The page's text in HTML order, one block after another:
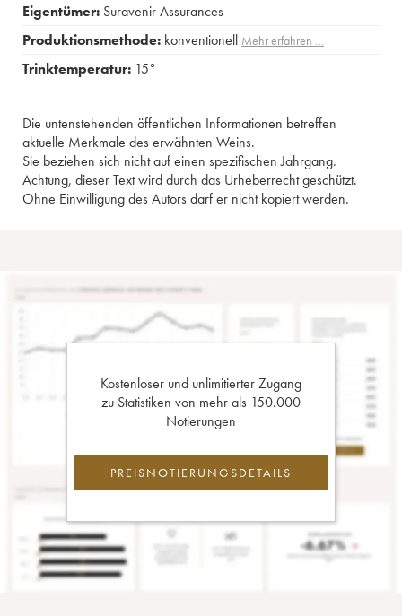
Eigentümer: Suravenir Assurances
Produktionsmethode: konventionell Mehr erfahren …
Trinktemperatur: 15°
Die untenstehenden öffentlichen Informationen betreffen
aktuelle Merkmale des erwähnten Weins.
Sie beziehen sich nicht auf einen spezifischen Jahrgang.
Achtung, dieser Text wird durch das Urheberrecht geschützt.
Ohne Einwilligung des Autors darf er nicht kopiert werden.
Kostenloser und unlimitierter Zugang
zu Statistiken von mehr als 150.000
Notierungen
PREISNOTIERUNGSDETAILS